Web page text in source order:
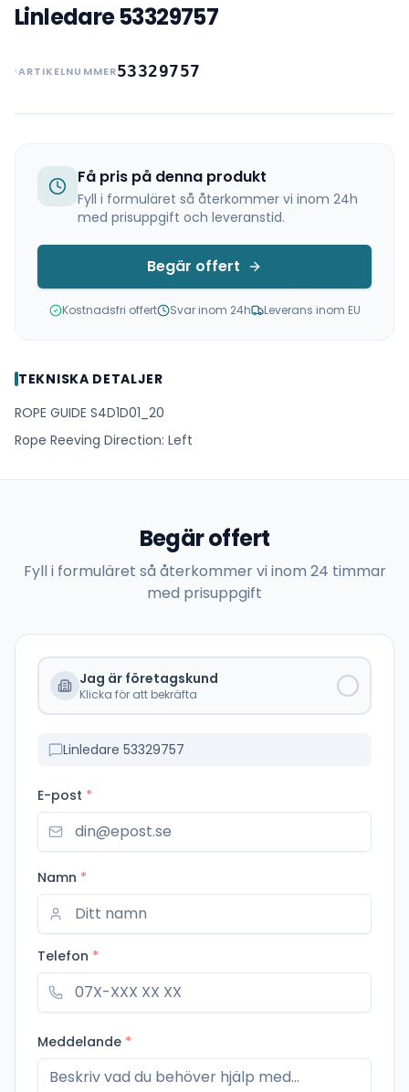
Linledare 53329757
ARTIKELNUMMER53329757
Få pris på denna produkt
Fyll i formuläret så återkommer vi inom 24h
med prisuppgift och leveranstid.
Begär offert
Kostnadsfri offert Svar inom 24h Leverans inom EU
TEKNISKA DETALJER
ROPE GUIDE S4D1D01_20
Rope Reeving Direction: Left
Begär offert
Fyll i formuläret så återkommer vi inom 24 timmar
med prisuppgift
Jag är företagskund
Klicka för att bekräfta
Linledare 53329757
E-post *
Namn *
Telefon *
Meddelande *